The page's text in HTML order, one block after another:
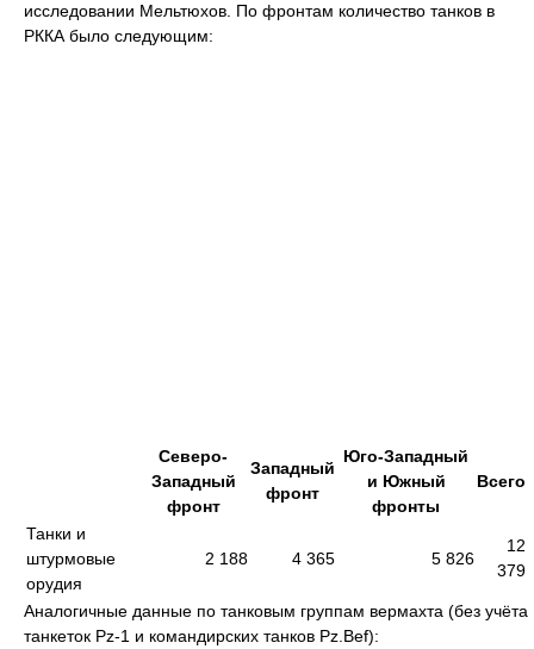
исследовании Мельтюхов. По фронтам количество танков в
РККА было следующим:
Северо-
Западный
фронт
Западный
фронт
Юго-Западный
и Южный
фронты
Всего
Танки и
штурмовые
орудия
2 188 4 365 5 826
12
379
Аналогичные данные по танковым группам вермахта (без учёта
танкеток Pz-1 и командирских танков Pz.Bef):